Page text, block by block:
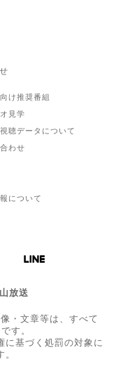
け推奨番組
見学
聴データについて
わせ
について
放送
・文章等は、すべて
す。
に基づく処罰の対象に